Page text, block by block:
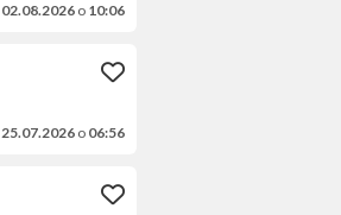
02.08.2026 o 10:06
25.07.2026 o 06:56